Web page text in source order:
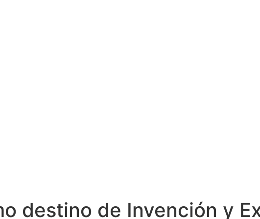
destino de Invención y